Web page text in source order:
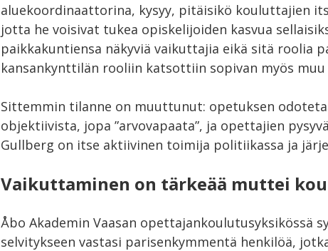
aluekoordinaattorina, kysyy, pitäisikö kouluttajien
jotta he voisivat tukea opiskelijoiden kasvua
paikkakuntiensa näkyviä vaikuttajia eikä sitä roolia
kansankynttilän rooliin katsottiin sopivan myös
Sittemmin tilanne on muuttunut: opetuksen
objektiivista, jopa ”arvovapaata”, ja opettajien
Gullberg on itse aktiivinen toimija politiikassa ja
Vaikuttaminen on tärkeää muttei
Åbo Akademin Vaasan opettajankoulutusyksikössä
selvitykseen vastasi parisenkymmentä henkilöä,